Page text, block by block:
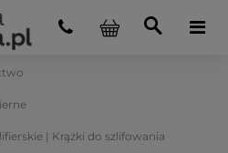
| Krążki do szlifowania